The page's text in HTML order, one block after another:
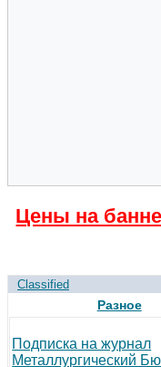
Цены на
Classified
Разное
Подписка на журнал
Металлургический